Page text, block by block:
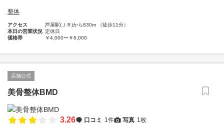
整体
アクセス
芦屋駅(ＪＲ)から830m （徒歩11分）
本日の営業状況 定休日
価格帯
￥4,000〜￥6,000
店舗公式
美骨整体BMD
3.26 口コミ 1件 写真 1枚